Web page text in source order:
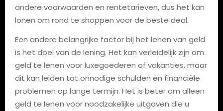
andere voorwaarden en rentetarieven, dus het kan
lonen om rond te shoppen voor de beste deal.
Een andere belangrijke factor bij het lenen van geld
is het doel van de lening. Het kan verleidelijk zijn om
geld te lenen voor luxegoederen of vakanties, maar
dit kan leiden tot onnodige schulden en financiële
problemen op lange termijn. Het is beter om alleen
geld te lenen voor noodzakelijke uitgaven die u